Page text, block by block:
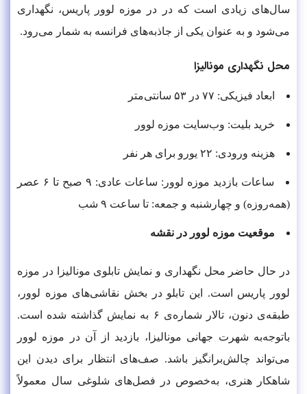
سال‌های زیادی است که در در موزه لوور پاریس، نگهداری
می‌شود و به عنوان یکی از جاذبه‌های فرانسه به شمار می‌رود.
محل نگهداری مونالیزا
ابعاد فیزیکی: ۷۷ در ۵۳ سانتی‌متر
خرید بلیت: وب‌سایت موزه لوور
هزینه ورودی: ۲۲ یورو برای هر نفر
ساعات بازدید موزه لوور: ساعات عادی: ۹ صبح تا ۶ عصر
(همه‌روزه) و چهارشنبه و جمعه: تا ساعت ۹ شب
موقعیت موزه لوور در نقشه
در حال حاضر محل نگهداری و نمایش تابلوی مونالیزا در موزه
لوور پاریس است. این تابلو در بخش نقاشی‌های موزه لوور،
طبقه‌ی دنون، تالار شماره‌ی ۶ به نمایش گذاشته شده است.
باتوجه‌به شهرت جهانی مونالیزا، بازدید از آن در موزه لوور
می‌تواند چالش‌برانگیز باشد. صف‌های انتظار برای دیدن این
شاهکار هنری، به‌خصوص در فصل‌های شلوغی سال معمولاً